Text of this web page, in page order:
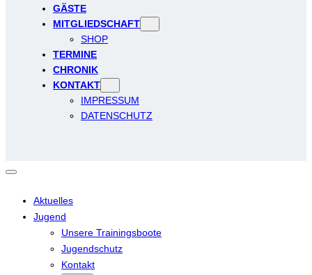
GÄSTE
MITGLIEDSCHAFT
SHOP
TERMINE
CHRONIK
KONTAKT
IMPRESSUM
DATENSCHUTZ
Aktuelles
Jugend
Unsere Trainingsboote
Jugendschutz
Kontakt